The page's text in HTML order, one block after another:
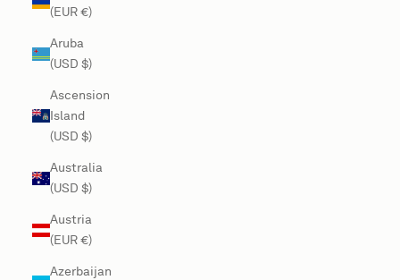
(EUR €)
Aruba
(USD $)
Ascension
Island
(USD $)
Australia
(USD $)
Austria
(EUR €)
Azerbaijan